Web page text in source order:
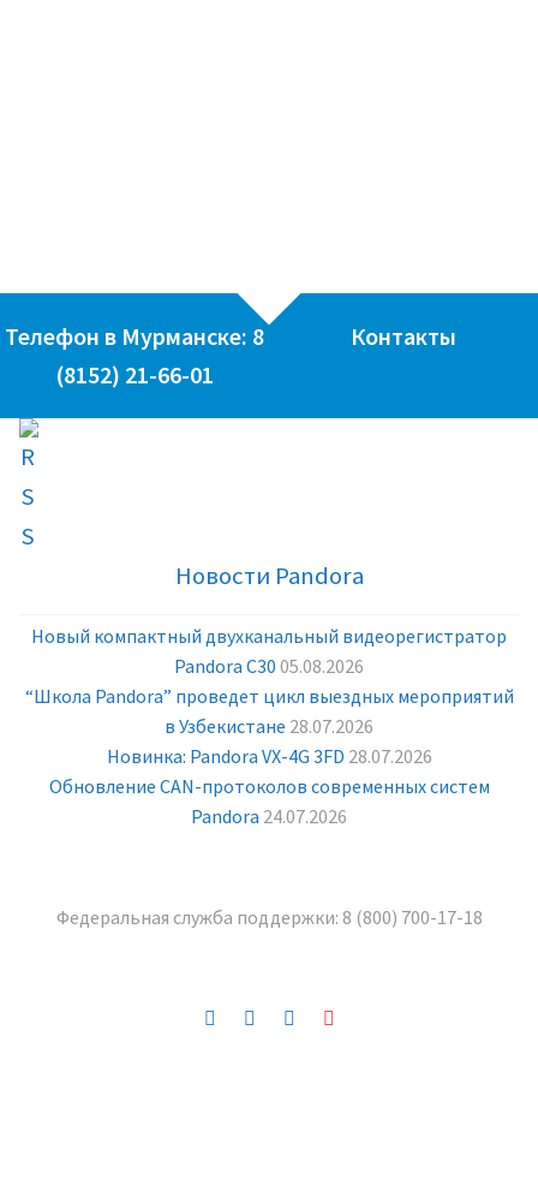
Телефон в Мурманске: 8
(8152) 21-66-01
Контакты
Новости Pandora
Новый компактный двухканальный видеорегистратор
Pandora С30 05.08.2026
“Школа Pandora” проведет цикл выездных мероприятий
в Узбекистане 28.07.2026
Новинка: Pandora VX-4G 3FD 28.07.2026
Обновление CAN-протоколов современных систем
Pandora 24.07.2026
Федеральная служба поддержки: 8 (800) 700-17-18